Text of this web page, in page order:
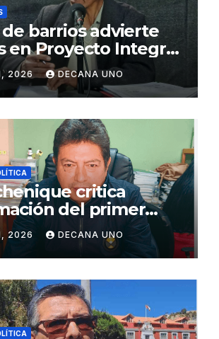
barrios advierte
en Proyecto Integral
y Alcantarillado para
2026 DECANA UNO
critica
del primer
ministerial de Keiko
2026 DECANA UNO